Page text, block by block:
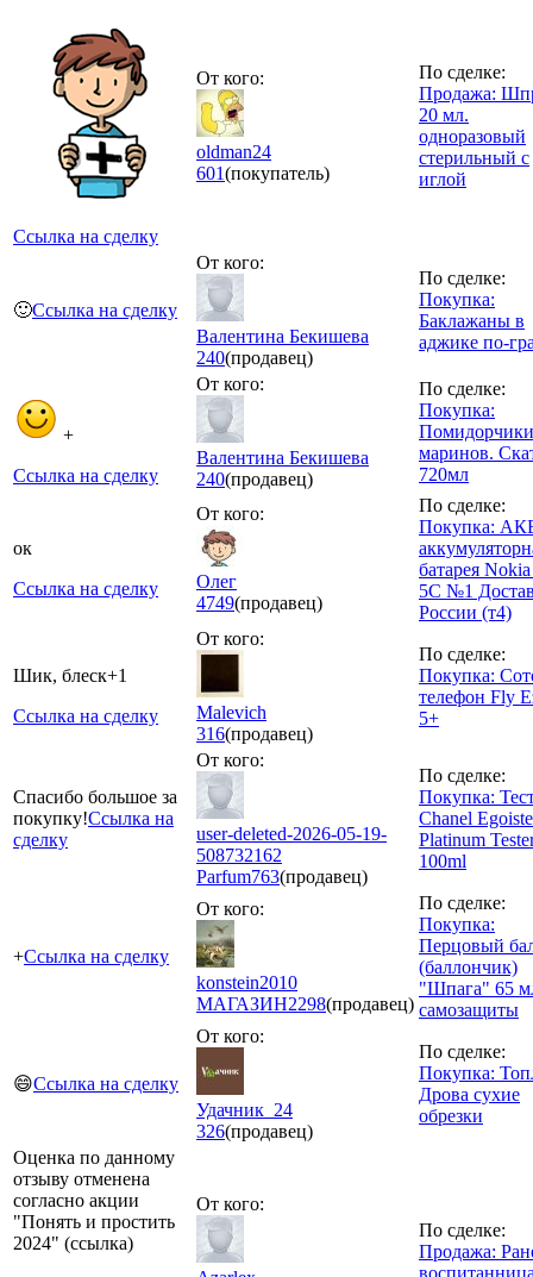
Ссылка на сделку
От кого:
oldman24
601(покупатель)
По сделке:
Продажа:
20 мл.
одноразовый
стерильный с
иглой
🙂Ссылка на сделку
От кого:
Валентина Бекишева
240(продавец)
По сделке:
Покупка:
Баклажаны в
аджике по-
+
Ссылка на сделку
От кого:
Валентина Бекишева
240(продавец)
По сделке:
Покупка:
Помидорчики
маринов.
720мл
ок
Ссылка на сделку
От кого:
Олег
4749(продавец)
По сделке:
Покупка:
батарея
5C №1
России (т4)
Шик, блеск+1
Ссылка на сделку
От кого:
Malevich
316(продавец)
По сделке:
Покупка:
телефон Fly
5+
Спасибо большое за
покупку!Ссылка на
сделку
От кого:
user-deleted-2026-05-19-
508732162
Parfum763(продавец)
По сделке:
Покупка:
Chanel Egoiste
Platinum
100ml
+Ссылка на сделку
От кого:
konstein2010
МАГАЗИН2298(продавец)
По сделке:
Покупка:
Перцовый
(баллончик)
"Шпага" 65
самозащиты
😄Ссылка на сделку
От кого:
Удачник_24
326(продавец)
По сделке:
Покупка:
Дрова сухие
обрезки
Оценка по данному
отзыву отменена
согласно акции
"Понять и простить
2024" (ссылка)
От кого:
По сделке:
Продажа: